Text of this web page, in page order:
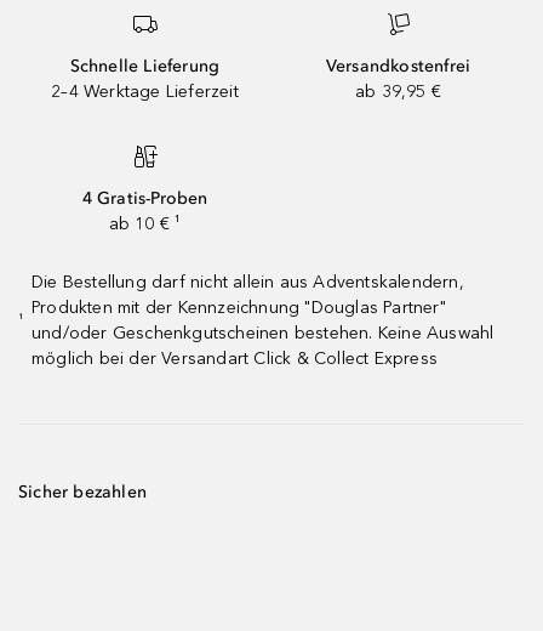
Schnelle Lieferung
2–4 Werktage Lieferzeit
Versandkostenfrei
ab 39,95 €
4 Gratis-Proben
ab 10 € ¹
¹
Die Bestellung darf nicht allein aus Adventskalendern,
Produkten mit der Kennzeichnung "Douglas Partner"
und/oder Geschenkgutscheinen bestehen. Keine Auswahl
möglich bei der Versandart Click & Collect Express
Sicher bezahlen